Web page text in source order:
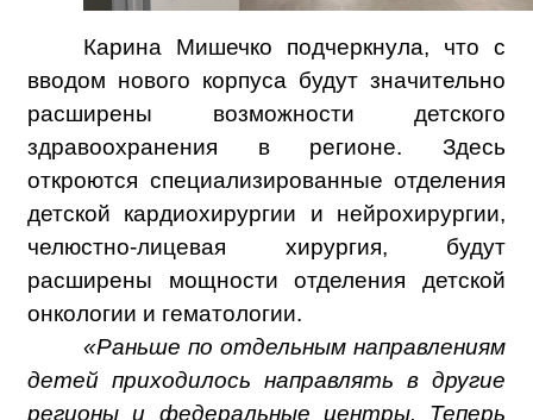
Карина Мишечко подчеркнула, что с
вводом нового корпуса будут значительно
расширены возможности детского
здравоохранения в регионе. Здесь
откроются специализированные отделения
детской кардиохирургии и нейрохирургии,
челюстно-лицевая хирургия, будут
расширены мощности отделения детской
онкологии и гематологии.
«Раньше по отдельным направлениям
детей приходилось направлять в другие
регионы и федеральные центры. Теперь